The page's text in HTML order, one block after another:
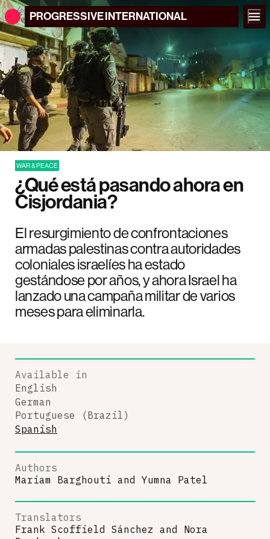
PROGRESSIVEINTERNATIONAL
WAR & PEACE
¿Qué está pasando ahora en
Cisjordania?
El resurgimiento de confrontaciones
armadas palestinas contra autoridades
coloniales israelíes ha estado
gestándose por años, y ahora Israel ha
lanzado una campaña militar de varios
meses para eliminarla.
Available in
English
German
Portuguese (Brazil)
Spanish
Authors
Mariam Barghouti and Yumna Patel
Translators
Frank Scoffield Sánchez and Nora